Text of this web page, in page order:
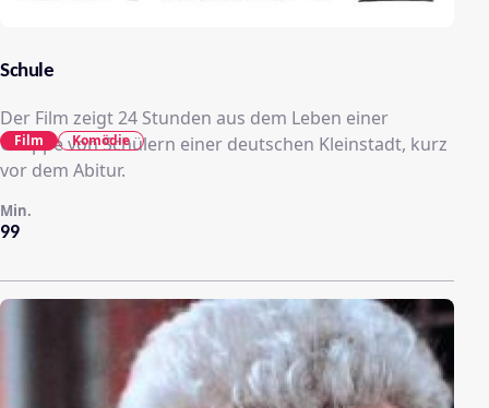
Schule
Der Film zeigt 24 Stunden aus dem Leben einer
Gruppe von Schülern einer deutschen Kleinstadt, kurz
vor dem Abitur.
99
Min.
Film Komödie